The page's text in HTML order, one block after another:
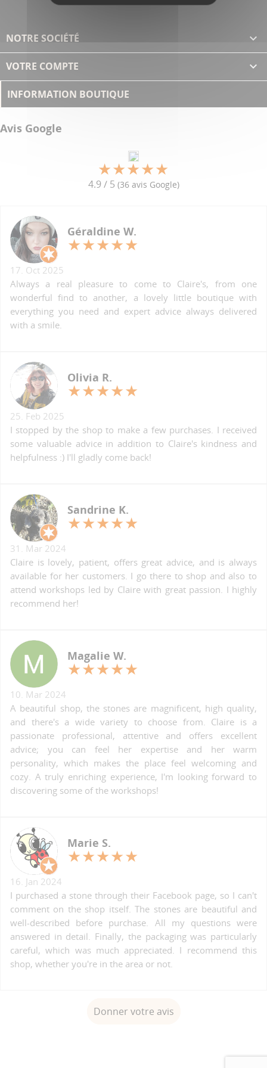
NOTRE SOCIÉTÉ 
VOTRE COMPTE 
INFORMATION BOUTIQUE
Avis Google
4.9 / 5 (36 avis Google)
Géraldine W.
17. Oct 2025
Always a real pleasure to come to Claire's, from one
wonderful find to another, a lovely little boutique with
everything you need and expert advice always delivered
with a smile.
Olivia R.
25. Feb 2025
I stopped by the shop to make a few purchases. I received
some valuable advice in addition to Claire's kindness and
helpfulness :) I'll gladly come back!
Sandrine K.
31. Mar 2024
Claire is lovely, patient, offers great advice, and is always
available for her customers. I go there to shop and also to
attend workshops led by Claire with great passion. I highly
recommend her!
Magalie W.
10. Mar 2024
A beautiful shop, the stones are magnificent, high quality,
and there's a wide variety to choose from. Claire is a
passionate professional, attentive and offers excellent
advice; you can feel her expertise and her warm
personality, which makes the place feel welcoming and
cozy. A truly enriching experience, I'm looking forward to
discovering some of the workshops!
Marie S.
16. Jan 2024
I purchased a stone through their Facebook page, so I can't
comment on the shop itself. The stones are beautiful and
well-described before purchase. All my questions were
answered in detail. Finally, the packaging was particularly
careful, which was much appreciated. I recommend this
shop, whether you're in the area or not.
Donner votre avis